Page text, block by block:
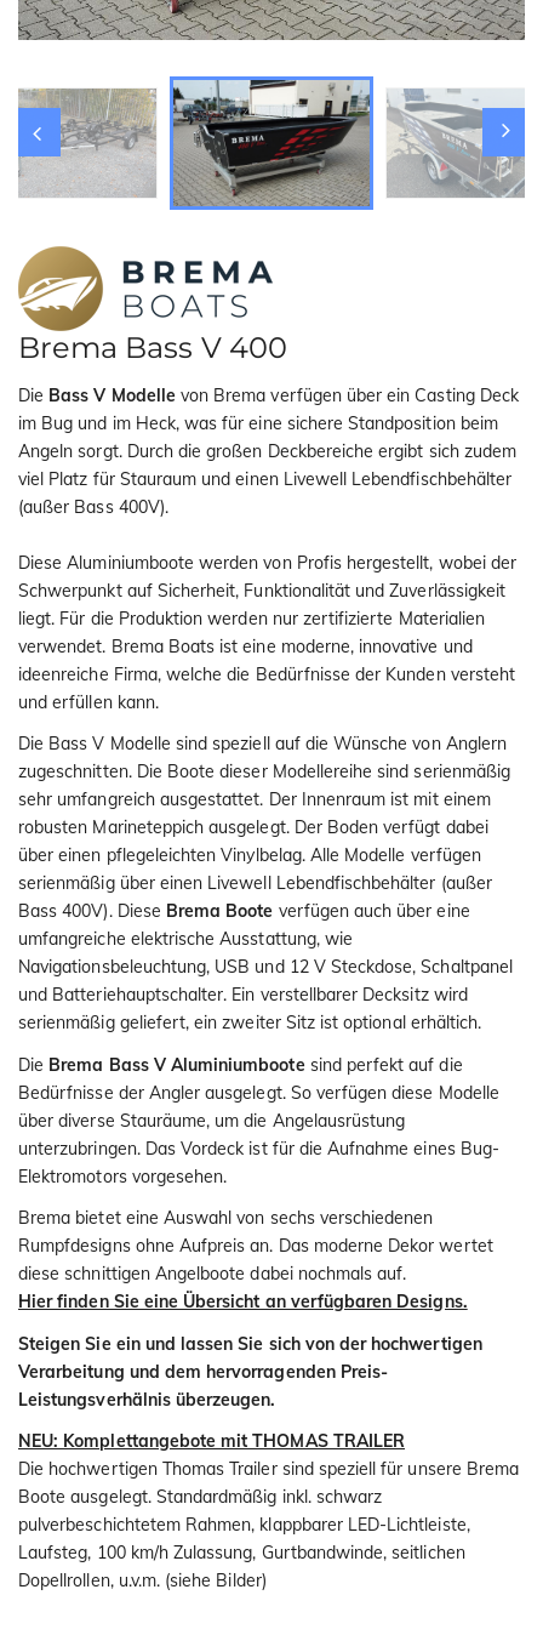
i
o
Brema Bass V 400
Die Bass V Modellevon Brema verfügen über ein Casting Deck
im Bug und im Heck, was für eine sichere Standposition beim
Angeln sorgt. Durch die großen Deckbereiche ergibt sich zudem
viel Platz für Stauraum und einen Livewell Lebendfischbehälter
(außer Bass 400V).
Diese Aluminiumboote werden von Profis hergestellt, wobei der
Schwerpunkt auf Sicherheit, Funktionalität und Zuverlässigkeit
liegt. Für die Produktion werden nur zertifizierte Materialien
verwendet. Brema Boats ist eine moderne, innovative und
ideenreiche Firma, welche die Bedürfnisse der Kunden versteht
und erfüllen kann.
Die Bass V Modelle sind speziell auf die Wünsche von Anglern
zugeschnitten. Die Boote dieser Modellereihe sind serienmäßig
sehr umfangreich ausgestattet. Der Innenraum ist mit einem
robusten Marineteppich ausgelegt. Der Boden verfügt dabei
über einen pflegeleichten Vinylbelag. Alle Modelle verfügen
serienmäßig über einen Livewell Lebendfischbehälter (außer
Bass 400V). Diese Brema Boote verfügen auch über eine
umfangreiche elektrische Ausstattung, wie
Navigationsbeleuchtung, USB und 12 V Steckdose, Schaltpanel
und Batteriehauptschalter. Ein verstellbarer Decksitz wird
serienmäßig geliefert, ein zweiter Sitz ist optional erhältich.
Die Brema Bass V Aluminiumbootesind perfekt auf die
Bedürfnisse der Angler ausgelegt. So verfügen diese Modelle
über diverse Stauräume, um die Angelausrüstung
unterzubringen. Das Vordeck ist für die Aufnahme eines Bug-
Elektromotors vorgesehen.
Brema bietet eine Auswahl von sechs verschiedenen
Rumpfdesigns ohne Aufpreis an. Das moderne Dekor wertet
diese schnittigen Angelboote dabei nochmals auf.
Hier finden Sie eine Übersicht an verfügbaren Designs.
Steigen Sie ein und lassen Sie sich von der hochwertigen
Verarbeitung und dem hervorragenden Preis-
Leistungsverhälnis überzeugen.
NEU: Komplettangebote mit THOMAS TRAILER
Die hochwertigen Thomas Trailer sind speziell für unsere Brema
Boote ausgelegt. Standardmäßig inkl. schwarz
pulverbeschichtetem Rahmen, klappbarer LED-Lichtleiste,
Laufsteg, 100 km/h Zulassung, Gurtbandwinde, seitlichen
Dopellrollen, u.v.m. (siehe Bilder)